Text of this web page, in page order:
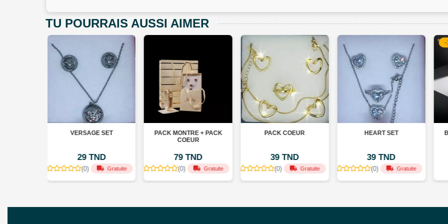
TU POURRAIS AUSSI AIMER
Gratuite
PACK MONTRE + PACK
79 TND
(0) Gratuite
PACK COEUR
39 TND
(0) Gratuite
HEART SET
39 TND
(0) Gratuite
BOUCLES D’OREILLES
15 TND
(0)